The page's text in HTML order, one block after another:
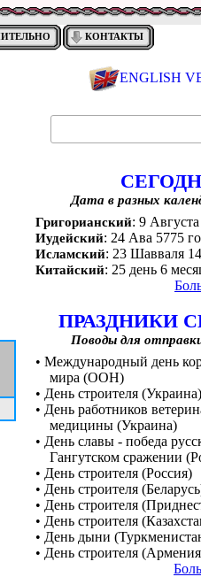
КОНТАКТЫ
ENGLISH
Дата в разных
Григорианский: 9
Иудейский: 24 Ава 5775
Исламский: 23 Шавваля
Китайский: 25 день 6
ПРАЗДНИКИ
Поводы для
• Международный день
мира (ООН)
• День строителя (Украина)
• День работников
медицины (Украина)
• День славы - победа
Гангутском сражении
• День строителя (Россия)
• День строителя
• День строителя
• День строителя
• День дыни
• День строителя